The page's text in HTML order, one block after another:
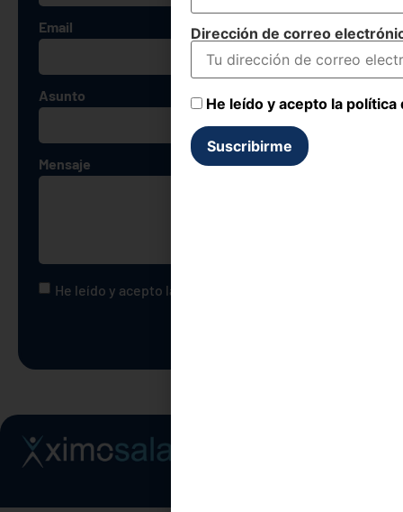
Email
Asunto
Mensaje
He leído y acepto la
Dirección de correo
He leído y acepto la política